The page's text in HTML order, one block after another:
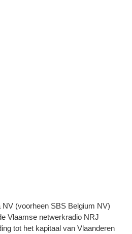
NV (voorheen SBS Belgium NV)
Vlaamse netwerkradio NRJ
tot het kapitaal van Vlaanderen